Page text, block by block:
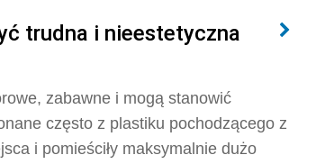
trudna i nieestetyczna
zabawne i mogą stanowić
często z plastiku pochodzącego z
i pomieściły maksymalnie dużo